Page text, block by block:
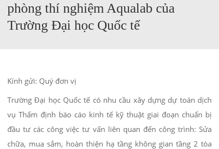
phòng thí nghiệm Aqualab của
Trường Đại học Quốc tế
Kính gửi: Quý đơn vị
Trường Đại học Quốc tế có nhu cầu xây dựng dự toán dịch
vụ Thẩm định báo cáo kinh tế kỹ thuật giai đoạn chuẩn bị
đầu tư các công việc tư vấn liên quan đến công trình: Sửa
chữa, mua sắm, hoàn thiện hạ tầng không gian tầng 2 tòa